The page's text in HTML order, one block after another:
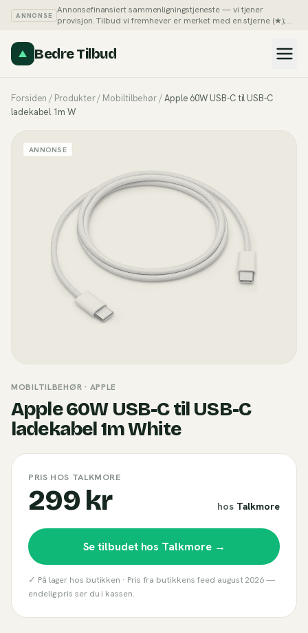
ANNONSE
Annonsefinansiert sammenligningstjeneste — vi tjener
provisjon. Tilbud vi fremhever er merket med en stjerne (★);
Bedre Tilbud
Forsiden / Produkter/ Mobiltilbehør/Apple 60W USB-C til USB-C
ladekabel 1m W
ANNONSE
MOBILTILBEHØR · APPLE
Apple 60W USB-C til USB-C
ladekabel 1m White
PRIS HOS TALKMORE
299 kr hos Talkmore
Se tilbudet hos Talkmore→
✓ På lager hos butikken · Pris fra butikkens feed august 2026—
endelig pris ser du i kassen.